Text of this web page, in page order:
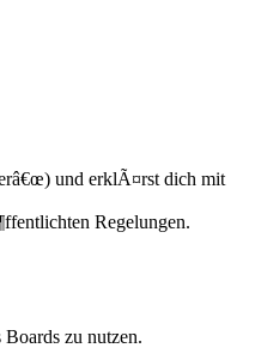
und erklÃ¤rst dich mit
Regelungen.
zu nutzen.